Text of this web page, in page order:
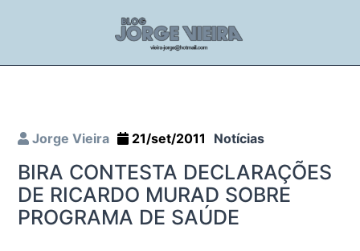
Jorge Vieira 21/set/2011 Notícias
BIRA CONTESTA DECLARAÇÕES
DE RICARDO MURAD SOBRE
PROGRAMA DE SAÚDE